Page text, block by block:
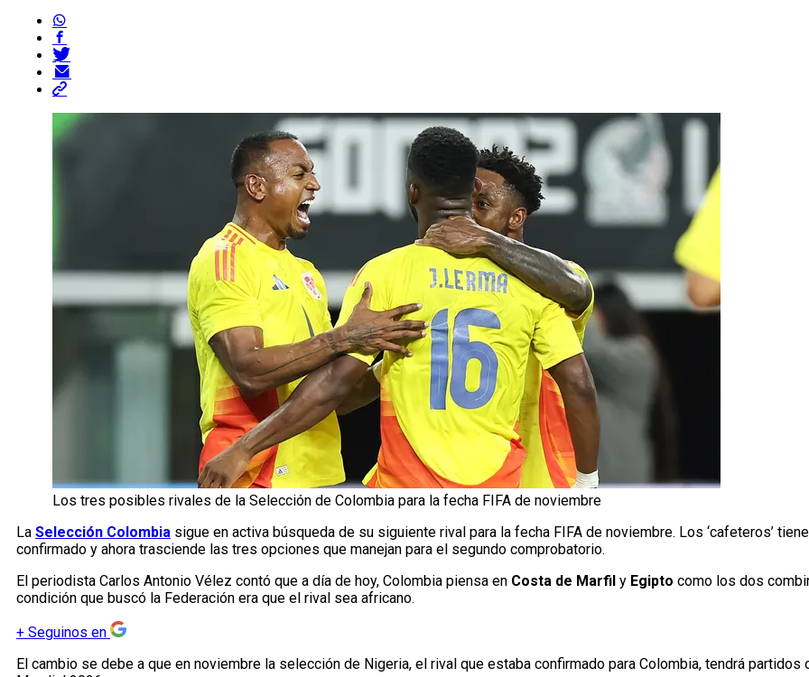
Los tres posibles rivales de la Selección de Colombia para la fecha FIFA de noviembre
La Selección Colombia sigue en activa búsqueda de su siguiente rival para la fecha FIFA de noviembre. Los ‘cafeteros’
confirmado y ahora trasciende las tres opciones que manejan para el segundo comprobatorio.
El periodista Carlos Antonio Vélez contó que a día de hoy, Colombia piensa en Costa de Marfil y Egipto como los dos
condición que buscó la Federación era que el rival sea africano.
+ Seguinos en
El cambio se debe a que en noviembre la selección de Nigeria, el rival que estaba confirmado para Colombia, tendrá